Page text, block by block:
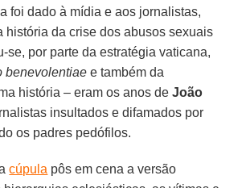
foi dado à mídia e aos jornalistas,
história da crise dos abusos sexuais
se, por parte da estratégia vaticana,
benevolentiae e também da
história – eram os anos deJoão
insultados e difamados por
os padres pedófilos.
cúpula pôs em cena a versão